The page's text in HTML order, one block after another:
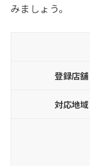
みましょう。
登録店舗
対応地域